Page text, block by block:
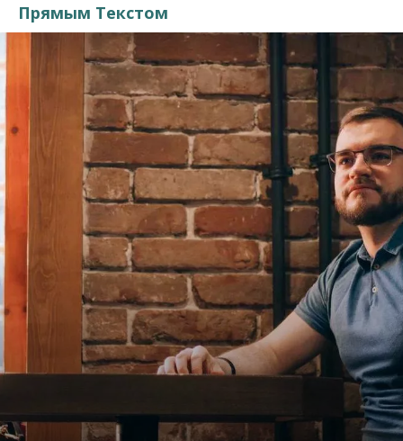
Прямым Текстом